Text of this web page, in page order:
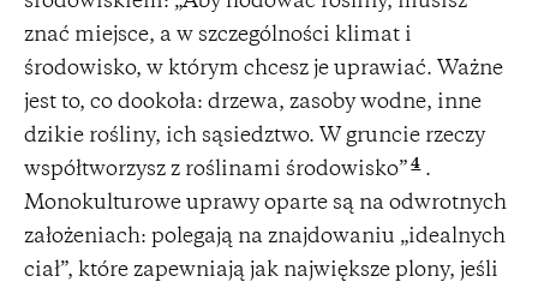
znać miejsce, a w szczególności klimat i
środowisko, w którym chcesz je uprawiać. Ważne
jest to, co dookoła: drzewa, zasoby wodne, inne
dzikie rośliny, ich sąsiedztwo. W gruncie rzeczy
współtworzysz z roślinami środowisko” 4 .
Monokulturowe uprawy oparte są na odwrotnych
założeniach: polegają na znajdowaniu „idealnych
ciał”, które zapewniają jak największe plony, jeśli